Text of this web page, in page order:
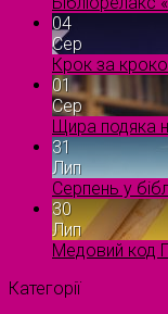
04
Сер
Крок за
01
Сер
Щира подяка
31
Лип
Серпень у
30
Лип
Медовий код
Категорії